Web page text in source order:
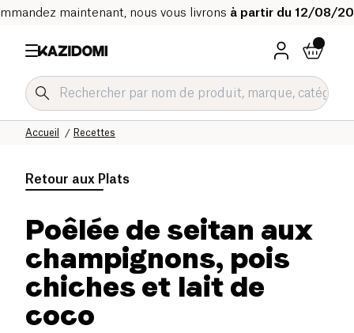
maintenant, nous vous livrons à partir du 12/08/
Recettes
Accueil
Retour aux Plats
Poêlée de seitan aux
champignons, pois
chiches et lait de
coco